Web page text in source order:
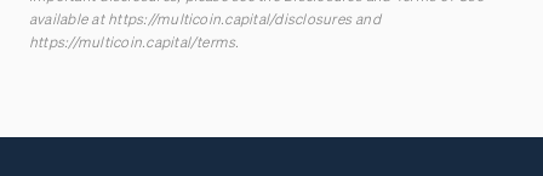
available athttps://multicoin.capital/disclosuresand
https://multicoin.capital/terms.